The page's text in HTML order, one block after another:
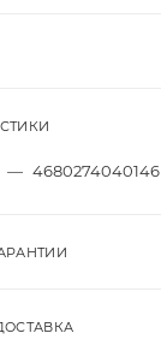
— 4680274040146